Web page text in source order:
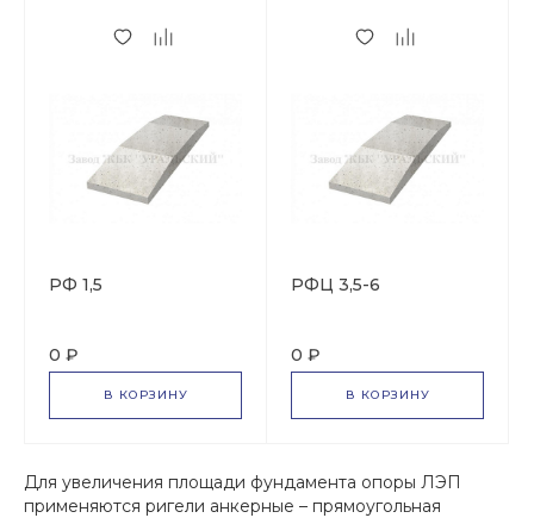
РФ 1,5
0 ₽
В КОРЗИНУ
РФЦ 3,5-6
0 ₽
В КОРЗИНУ
Для увеличения площади фундамента опоры ЛЭП
применяются ригели анкерные – прямоугольная